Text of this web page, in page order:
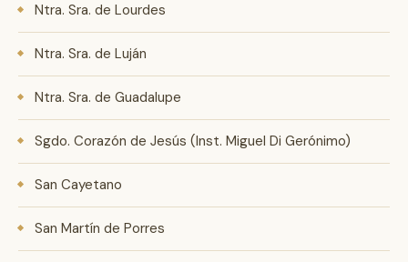
Ntra. Sra. de Lourdes
Ntra. Sra. de Luján
Ntra. Sra. de Guadalupe
Sgdo. Corazón de Jesús (Inst. Miguel Di Gerónimo)
San Cayetano
San Martín de Porres